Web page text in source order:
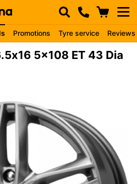
Promotions Tyre service Reviews
5x108 ET 43 Dia